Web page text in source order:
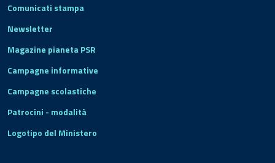
Comunicati stampa
Newsletter
Magazine pianeta PSR
Campagne informative
Campagne scolastiche
Patrocini - modalità
Logotipo del Ministero